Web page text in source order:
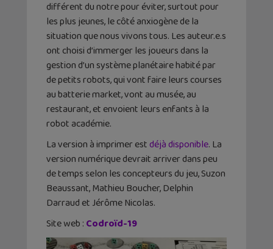
différent du notre pour éviter, surtout pour
les plus jeunes, le côté anxiogène de la
situation que nous vivons tous. Les auteur.e.s
ont choisi d’immerger les joueurs dans la
gestion d’un système planétaire habité par
de petits robots, qui vont faire leurs courses
au batterie market, vont au musée, au
restaurant, et envoient leurs enfants à la
robot académie.
La version à imprimer estdéjà disponible. La
version numérique devrait arriver dans peu
de temps selon les concepteurs du jeu, Suzon
Beaussant, Mathieu Boucher, Delphin
Darraud et Jérôme Nicolas.
Site web : Codroïd-19